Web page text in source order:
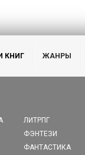
КНИГ ЖАНРЫ
ЛИТРПГ
ФЭНТЕЗИ
ФАНТАСТИКА